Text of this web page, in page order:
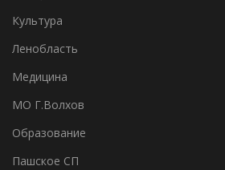
Культура
Ленобласть
Медицина
МО Г.Волхов
Образование
Пашское СП